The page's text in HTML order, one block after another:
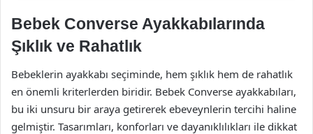
Bebek Converse Ayakkabılarında
Şıklık ve Rahatlık
Bebeklerin ayakkabı seçiminde, hem şıklık hem de rahatlık
en önemli kriterlerden biridir. Bebek Converse ayakkabıları,
bu iki unsuru bir araya getirerek ebeveynlerin tercihi haline
gelmiştir. Tasarımları, konforları ve dayanıklılıkları ile dikkat